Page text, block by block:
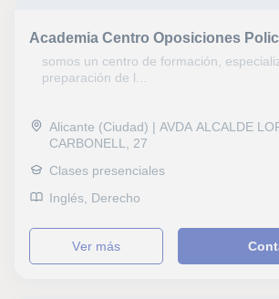
Academia Centro Oposiciones
somos un centro de formación,
preparación de l...
Alicante (Ciudad) | AVDA ALCALDE
CARBONELL, 27
Clases presenciales
Inglés, Derecho
ver más